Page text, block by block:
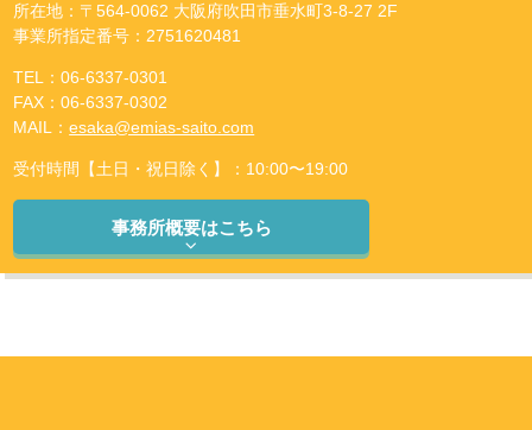
所在地：〒564-0062 大阪府吹田市垂水町3-8-27 2F
事業所指定番号：2751620481
TEL：06-6337-0301
FAX：06-6337-0302
MAIL：esaka@emias-saito.com
受付時間【土日・祝日除く】：10:00〜19:00
事務所概要はこちら